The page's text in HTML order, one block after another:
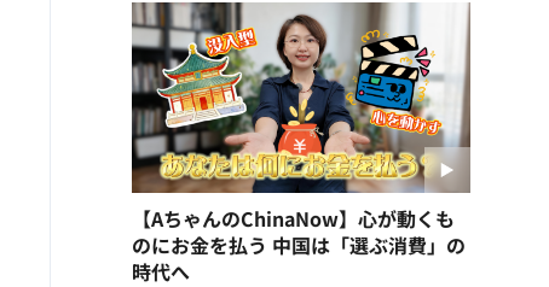
【AちゃんのChinaNow】心が動くも
のにお金を払う 中国は「選ぶ消費」の
時代へ